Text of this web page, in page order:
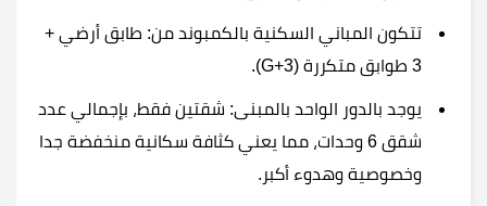
تتكون المباني السكنية بالكمبوند من: طابق أرضي +
3 طوابق متكررة (G+3).
يوجد بالدور الواحد بالمبنى: شقتين فقط، بإجمالي عدد
شقق 6 وحدات، مما يعني كثافة سكانية منخفضة جدا
وخصوصية وهدوء أكبر.